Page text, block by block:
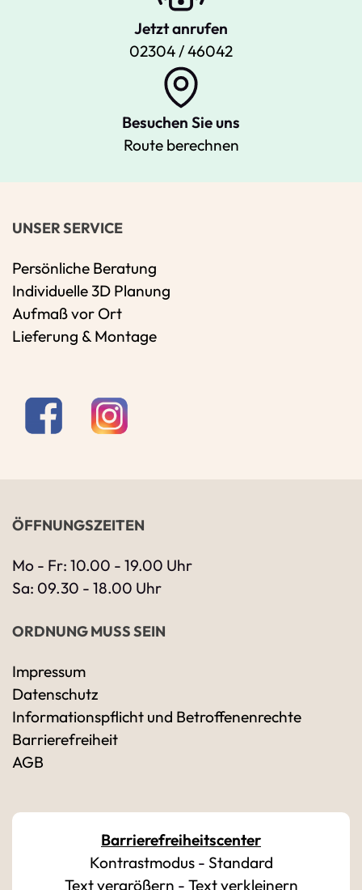
Jetzt anrufen
02304 / 46042
Besuchen Sie uns
Route berechnen
UNSER SERVICE
Persönliche Beratung
Individuelle 3D Planung
Aufmaß vor Ort
Lieferung & Montage
ÖFFNUNGSZEITEN
Mo - Fr: 10.00 - 19.00 Uhr
Sa: 09.30 - 18.00 Uhr
ORDNUNG MUSS SEIN
Impressum
Datenschutz
Informationspflicht und Betroffenenrechte
Barrierefreiheit
AGB
Barrierefreiheitscenter
Kontrastmodus- Standard
Text vergrößern - Text verkleinern
Ihre Kontaktdaten
Alle mit Stern gekennzeichneten Felder
Name*
E-Mail-Adresse*
Bitte geben Sie eine gültige E-Mail-Adresse